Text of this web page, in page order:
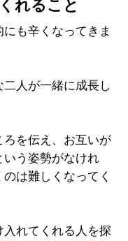
れること
も辛くなってきま
人が一緒に成長し
を伝え、お互いが
いう姿勢がなけれ
は難しくなってく
れてくれる人を探